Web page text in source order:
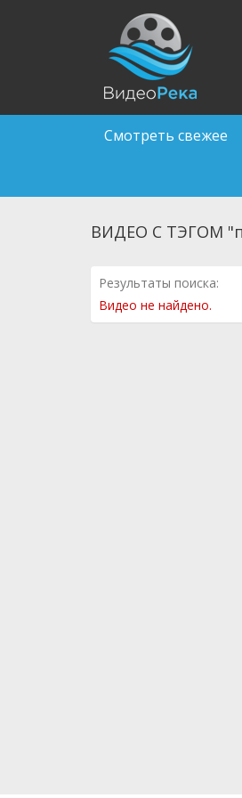
Смотреть свежее
ВИДЕО С ТЭГОМ
Результаты поиска:
Видео не найдено.